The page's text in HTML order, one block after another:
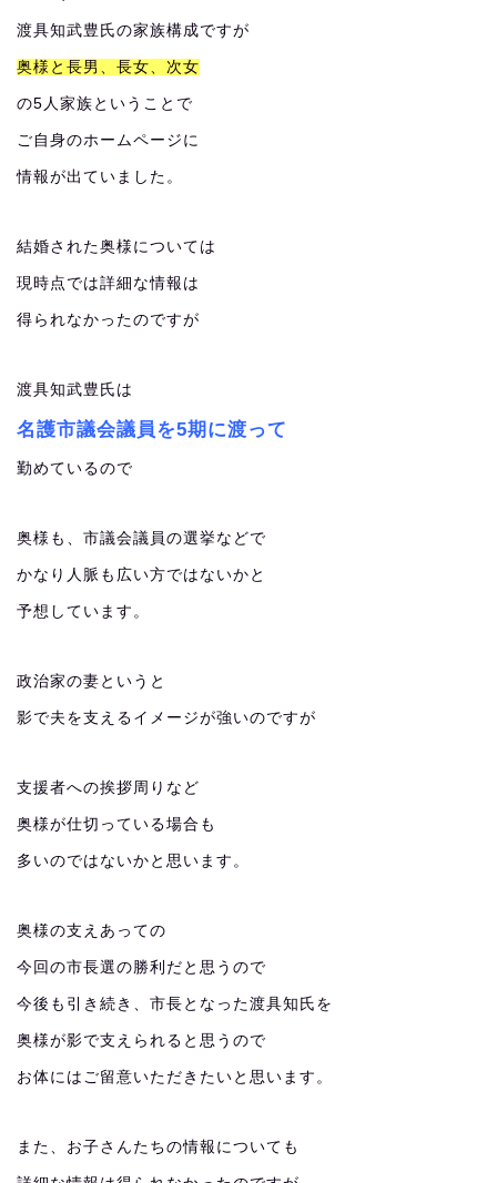
渡具知武豊氏の家族構成ですが
奥様と長男、長女、次女
の5人家族ということで
ご自身のホームページに
情報が出ていました。
結婚された奥様については
現時点では詳細な情報は
得られなかったのですが
渡具知武豊氏は
名護市議会議員を5期に渡って
勤めているので
奥様も、市議会議員の選挙などで
かなり人脈も広い方ではないかと
予想しています。
政治家の妻というと
影で夫を支えるイメージが強いのですが
支援者への挨拶周りなど
奥様が仕切っている場合も
多いのではないかと思います。
奥様の支えあっての
今回の市長選の勝利だと思うので
今後も引き続き、市長となった渡具知氏を
奥様が影で支えられると思うので
お体にはご留意いただきたいと思います。
また、お子さんたちの情報についても